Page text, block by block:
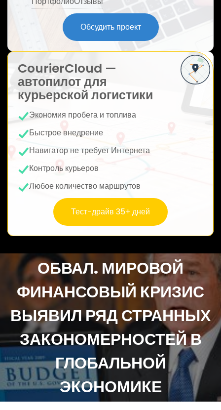
Обсудить проект
CourierCloud —
автопилот для
курьерской логистики
Экономия пробега и топлива
Быстрое внедрение
Навигатор не требует Интернета
Контроль курьеров
Любое количество маршрутов
Тест-драйв 35+ дней
ОБВАЛ. МИРОВОЙ
ФИНАНСОВЫЙ КРИЗИС
ВЫЯВИЛ РЯД СТРАННЫХ
ЗАКОНОМЕРНОСТЕЙ В
ГЛОБАЛЬНОЙ
ЭКОНОМИКЕ